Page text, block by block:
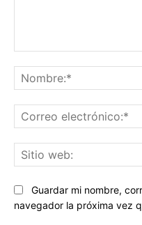
Guardar mi nombre,
navegador la próxima vez